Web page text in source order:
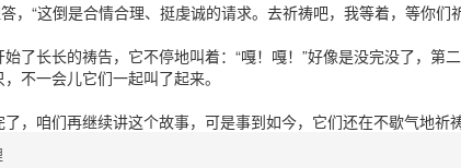
“这倒是合情合理、挺虔诚的请求。去祈祷吧，我等着，等你们
长长的祷告，它不停地叫着：“嘎！嘎！”好像是没完没了，第
不一会儿它们一起叫了起来。
咱们再继续讲这个故事，可是事到如今，它们还在不歇气地祈祷